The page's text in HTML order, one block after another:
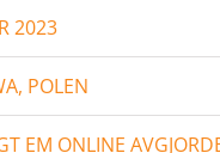
2023
POLEN
EM ONLINE